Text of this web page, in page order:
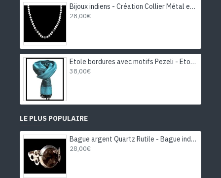
Bijoux indiens - Création Collier Métal et Pierre de Lune
28,00€
Etole bordures avec motifs Pezeli - Etole indienne
38,00€
LE PLUS POPULAIRE
Bague argent Quartz Rutile - Bague indienne - Bijoux indiens
28,00€